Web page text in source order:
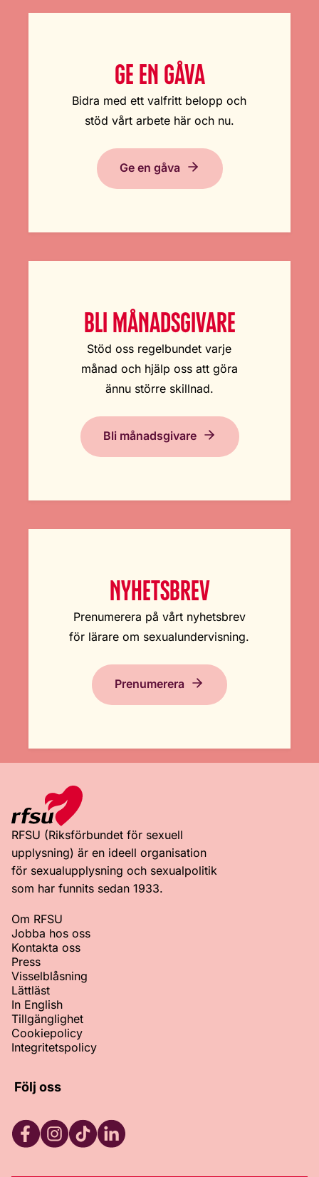
GE EN GÅVA
Bidra med ett valfritt belopp och
stöd vårt arbete här och nu.
Ge en gåva
BLI MÅNADSGIVARE
Stöd oss regelbundet varje
månad och hjälp oss att göra
ännu större skillnad.
Bli månadsgivare
NYHETSBREV
Prenumerera på vårt nyhetsbrev
för lärare om sexualundervisning.
Prenumerera
RFSU (Riksförbundet för sexuell
upplysning) är en ideell organisation
för sexualupplysning och sexualpolitik
som har funnits sedan 1933.
Om RFSU
Jobba hos oss
Kontakta oss
Press
Visselblåsning
Lättläst
In English
Tillgänglighet
Cookiepolicy
Integritetspolicy
Följ oss